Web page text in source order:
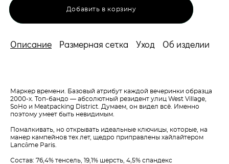
Добавить в корзину
Описание Размерная сетка Уход Об изделии
Маркер времени. Базовый атрибут каждой вечеринки образца
2000-х. Топ-бандо — абсолютный резидент улиц West Village,
SoHo и Meatpacking District. Думаем, он видел всё. Именно
поэтому умеет быть невидимым.
Помалкивать, но открывать идеальные ключицы, которые, на
манер кампейнов тех лет, щедро приправлены хайлайтером
Lancôme Paris.
Состав: 76,4% тенсель, 19,1% шерсть, 4,5% спандекс